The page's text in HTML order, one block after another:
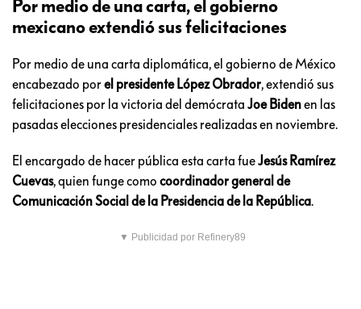
Por medio de una carta, el gobierno
mexicano extendió sus felicitaciones
Por medio de una carta diplomática, el gobierno de México
encabezado porel presidente López Obrador, extendió sus
felicitaciones por la victoria del demócrata Joe Bidenen las
pasadas elecciones presidenciales realizadas en noviembre.
El encargado de hacer pública esta carta fueJesús Ramírez
Cuevas, quien funge como coordinador general de
Comunicación Social de la Presidencia de la República.
▼ Publicidad por Refinery89